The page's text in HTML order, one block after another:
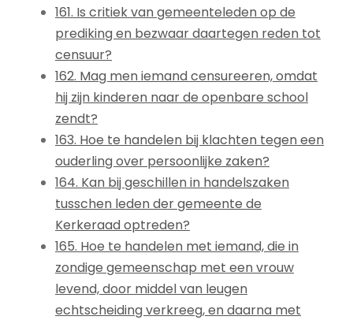
161. Is critiek van gemeenteleden op de
prediking en bezwaar daartegen reden tot
censuur?
162. Mag men iemand censureeren, omdat
hij zijn kinderen naar de openbare school
zendt?
163. Hoe te handelen bij klachten tegen een
ouderling over persoonlijke zaken?
164. Kan bij geschillen in handelszaken
tusschen leden der gemeente de
Kerkeraad optreden?
165. Hoe te handelen met iemand, die in
zondige gemeenschap met een vrouw
levend, door middel van leugen
echtscheiding verkreeg, en daarna met